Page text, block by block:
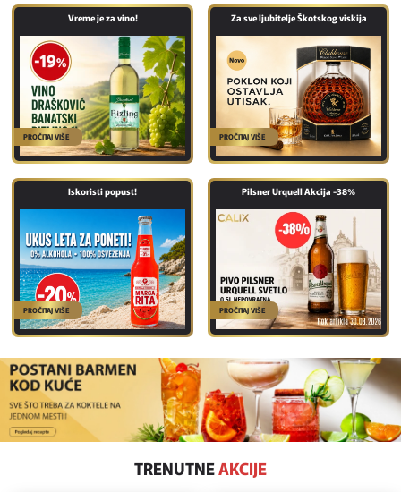
Vreme je za vino!
PROČITAJ VIŠE
Za sve ljubitelje Škotskog viskija
PROČITAJ VIŠE
Iskoristi popust!
PROČITAJ VIŠE
Pilsner Urquell Akcija -38%
PROČITAJ VIŠE
TRENUTNEAKCIJE